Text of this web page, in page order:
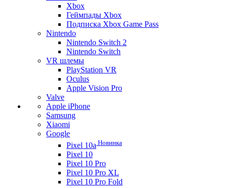
Xbox
Геймпады Xbox
Подписка Xbox Game Pass
Nintendo
Nintendo Switch 2
Nintendo Switch
VR шлемы
PlayStation VR
Oculus
Apple Vision Pro
Valve
Apple iPhone
Samsung
Xiaomi
Google
Pixel 10a Новинка
Pixel 10
Pixel 10 Pro
Pixel 10 Pro XL
Pixel 10 Pro Fold